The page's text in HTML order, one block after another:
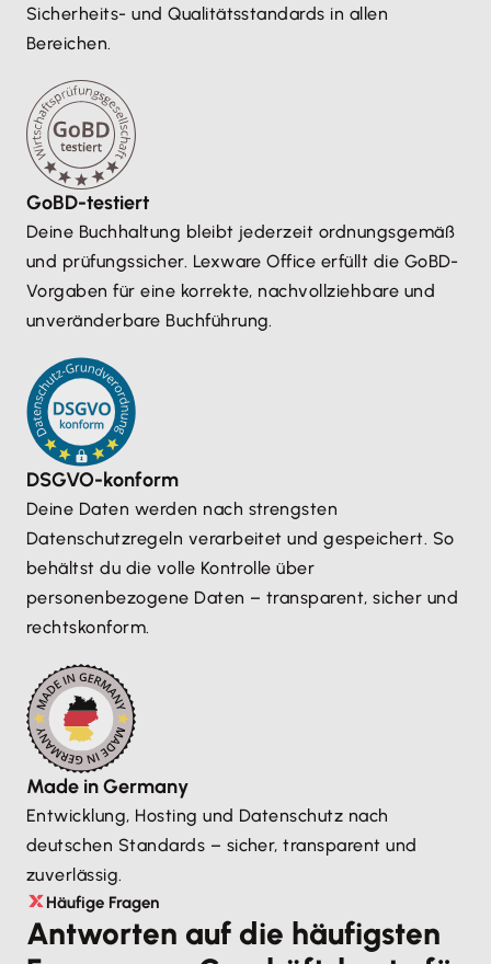
Sicherheits- und Qualitätsstandards in allen
Bereichen.
GoBD-testiert
Deine Buchhaltung bleibt jederzeit ordnungsgemäß
und prüfungssicher. Lexware Office erfüllt die GoBD-
Vorgaben für eine korrekte, nachvollziehbare und
unveränderbare Buchführung.
DSGVO-konform
Deine Daten werden nach strengsten
Datenschutzregeln verarbeitet und gespeichert. So
behältst du die volle Kontrolle über
personenbezogene Daten – transparent, sicher und
rechtskonform.
Made in Germany
Entwicklung, Hosting und Datenschutz nach
deutschen Standards – sicher, transparent und
zuverlässig.
Häufige Fragen
Antworten auf die häufigsten